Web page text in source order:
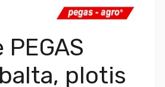
balta, plotis